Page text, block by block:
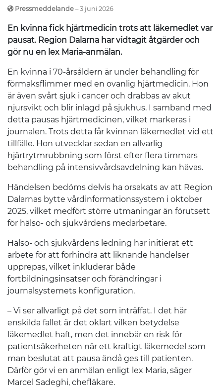
Pressmeddelande – 3 juni 2026
En kvinna fick hjärtmedicin trots att läkemedlet var
pausat. Region Dalarna har vidtagit åtgärder och
gör nu en lex Maria-anmälan.
En kvinna i 70-årsåldern är under behandling för
förmaksflimmer med en ovanlig hjärtmedicin. Hon
är även svårt sjuk i cancer och drabbas av akut
njursvikt och blir inlagd på sjukhus. I samband med
detta pausas hjärtmedicinen, vilket markeras i
journalen. Trots detta får kvinnan läkemedlet vid ett
tillfälle. Hon utvecklar sedan en allvarlig
hjärtrytmrubbning som först efter flera timmars
behandling på intensivvårdsavdelning kan hävas.
Händelsen bedöms delvis ha orsakats av att Region
Dalarnas bytte vårdinformationssystem i oktober
2025, vilket medfört större utmaningar än förutsett
för hälso- och sjukvårdens medarbetare.
Hälso- och sjukvårdens ledning har initierat ett
arbete för att förhindra att liknande händelser
upprepas, vilket inkluderar både
fortbildningsinsatser och förändringar i
journalsystemets konfiguration.
– Vi ser allvarligt på det som inträffat. I det här
enskilda fallet är det oklart vilken betydelse
läkemedlet haft, men det innebär en risk för
patientsäkerheten när ett kraftigt läkemedel som
man beslutat att pausa ändå ges till patienten.
Därför gör vi en anmälan enligt lex Maria, säger
Marcel Sadeghi, chefläkare.